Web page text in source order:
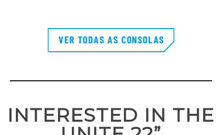
VER TODAS AS CONSOLAS
INTERESTED IN THE